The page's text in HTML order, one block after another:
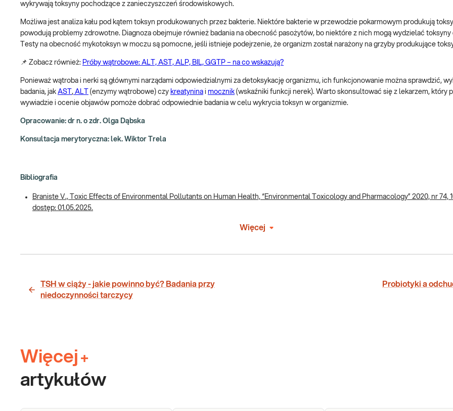
wykrywają toksyny pochodzące z zanieczyszczeń środowiskowych.
Możliwa jest analiza kału pod kątem toksyn produkowanych przez bakterie. Niektóre bakterie w przewodzie pokarmowym produkują
powodują problemy zdrowotne. Diagnoza obejmuje również badania na obecność pasożytów, bo niektóre z nich mogą wydzielać toksyny
Testy na obecność mykotoksyn w moczu są pomocne, jeśli istnieje podejrzenie, że organizm został narażony na grzyby produkujące
📌 Zobacz również: Próby wątrobowe: ALT, AST, ALP, BIL, GGTP – na co wskazują?
Ponieważ wątroba i nerki są głównymi narządami odpowiedzialnymi za detoksykację organizmu, ich funkcjonowanie można sprawdzić,
badania, jak AST , ALT (enzymy wątrobowe) czy kreatynina i mocznik (wskaźniki funkcji nerek). Warto skonsultować się z lekarzem, który
wywiadzie i ocenie objawów pomoże dobrać odpowiednie badania w celu wykrycia toksyn w organizmie.
Opracowanie: dr n. o zdr. Olga Dąbska
Konsultacja merytoryczna: lek. Wiktor Trela
Bibliografia
Braniste V., Toxic Effects of Environmental Pollutants on Human Health, “Environmental Toxicology and Pharmacology” 2020, nr 74,
dostęp: 01.05.2025.
Więcej
TSH w ciąży - jakie powinno być? Badania przy
niedoczynności tarczycy
Probiotyki a
Więcej +
artykułów